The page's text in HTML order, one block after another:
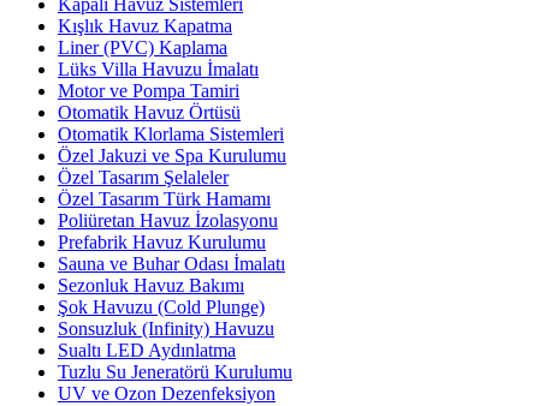
Kapalı Havuz Sistemleri
Kışlık Havuz Kapatma
Liner (PVC) Kaplama
Lüks Villa Havuzu İmalatı
Motor ve Pompa Tamiri
Otomatik Havuz Örtüsü
Otomatik Klorlama Sistemleri
Özel Jakuzi ve Spa Kurulumu
Özel Tasarım Şelaleler
Özel Tasarım Türk Hamamı
Poliüretan Havuz İzolasyonu
Prefabrik Havuz Kurulumu
Sauna ve Buhar Odası İmalatı
Sezonluk Havuz Bakımı
Şok Havuzu (Cold Plunge)
Sonsuzluk (Infinity) Havuzu
Sualtı LED Aydınlatma
Tuzlu Su Jeneratörü Kurulumu
UV ve Ozon Dezenfeksiyon